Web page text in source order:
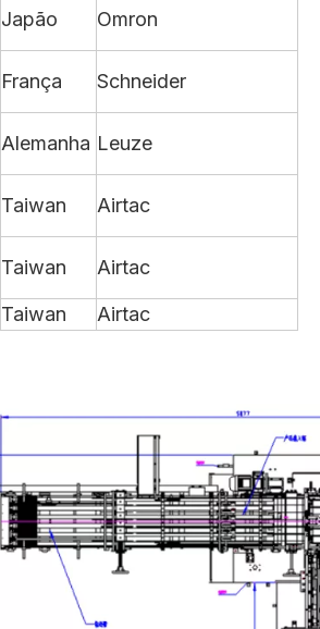
Japão Omron
França Schneider
Alemanha Leuze
Taiwan Airtac
Taiwan Airtac
Taiwan Airtac